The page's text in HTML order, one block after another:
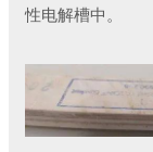
性电解槽中。